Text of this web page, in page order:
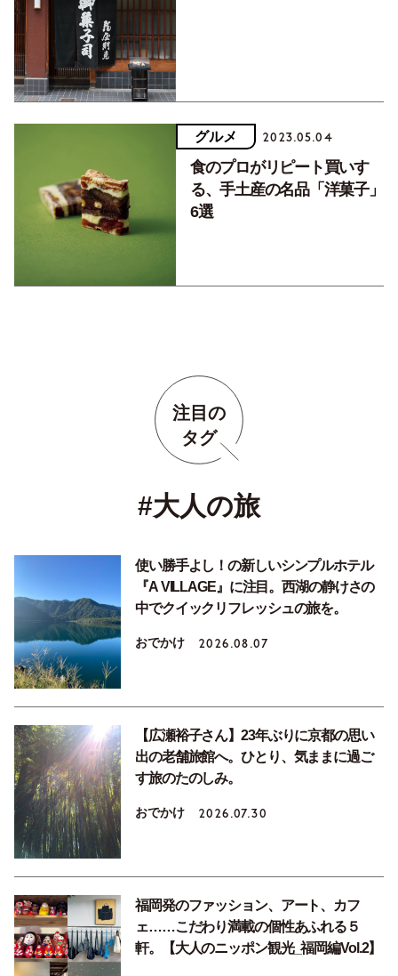
グルメ 2023.05.04
食のプロがリピート買いす
る、手土産の名品「洋菓子」
6選
注目の
タグ
#大人の旅
使い勝手よし！の新しいシンプルホテル
『A VILLAGE』に注目。西湖の静けさの
中でクイックリフレッシュの旅を。
おでかけ 2026.08.07
【広瀬裕子さん】23年ぶりに京都の思い
出の老舗旅館へ。ひとり、気ままに過ご
す旅のたのしみ。
おでかけ 2026.07.30
福岡発のファッション、アート、カフ
ェ……こだわり満載の個性あふれる５
軒。【大人のニッポン観光_福岡編Vol.2】